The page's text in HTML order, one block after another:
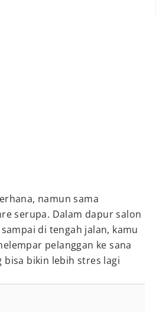
namun sama
serupa. Dalam dapur salon
di tengah jalan, kamu
pelanggan ke sana
bisa bikin lebih stres lagi